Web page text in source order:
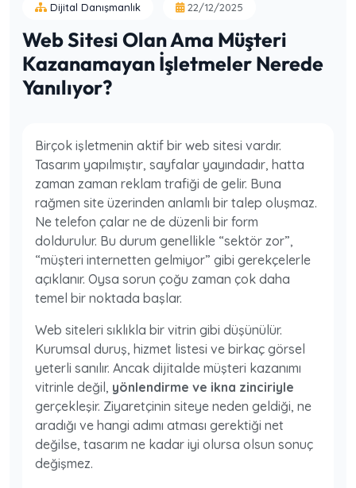
Dijital Danışmanlık 22/12/2025
Web Sitesi Olan Ama Müşteri
Kazanamayan İşletmeler Nerede
Yanılıyor?
Birçok işletmenin aktif bir web sitesi vardır.
Tasarım yapılmıştır, sayfalar yayındadır, hatta
zaman zaman reklam trafiği de gelir. Buna
rağmen site üzerinden anlamlı bir talep oluşmaz.
Ne telefon çalar ne de düzenli bir form
doldurulur. Bu durum genellikle “sektör zor”,
“müşteri internetten gelmiyor” gibi gerekçelerle
açıklanır. Oysa sorun çoğu zaman çok daha
temel bir noktada başlar.
Web siteleri sıklıkla bir vitrin gibi düşünülür.
Kurumsal duruş, hizmet listesi ve birkaç görsel
yeterli sanılır. Ancak dijitalde müşteri kazanımı
vitrinle değil, yönlendirme ve ikna zinciriyle
gerçekleşir. Ziyaretçinin siteye neden geldiği, ne
aradığı ve hangi adımı atması gerektiği net
değilse, tasarım ne kadar iyi olursa olsun sonuç
değişmez.